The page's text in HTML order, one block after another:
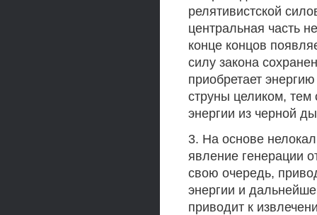
релятивистской
центральная часть
конце концов
силу закона
приобретает
струны целиком,
энергии из черной
3. На основе
явление генерации
свою очередь,
энергии и
приводит к